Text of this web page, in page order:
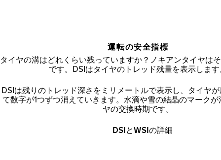
運転の安全指標
タイヤの溝はどれくらい残っていますか？ノキアンタイヤは
です。DSIはタイヤのトレッド残量を表示しま
DSIは残りのトレッド深さをミリメートルで表示し、タイヤ
て数字が1つずつ消えていきます。水滴や雪の結晶のマーク
ヤの交換時期です。
DSIとWSIの詳細